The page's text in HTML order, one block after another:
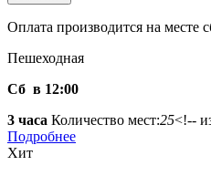
Оплата производится на месте
Пешеходная
Сб в 12:00
3 часа Количество мест:25<!--
Подробнее
Хит